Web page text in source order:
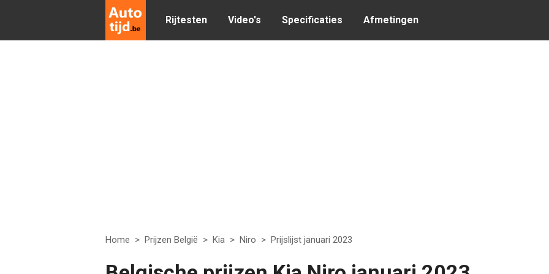
Rijtesten Video's Specificaties Afmetingen
Home > Prijzen België > Kia > Niro > Prijslijst januari 2023